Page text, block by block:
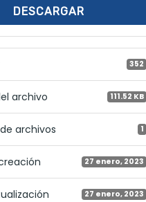
DESCARGAR
352
archivo 111.52 KB
archivos 1
27 enero, 2023
27 enero, 2023